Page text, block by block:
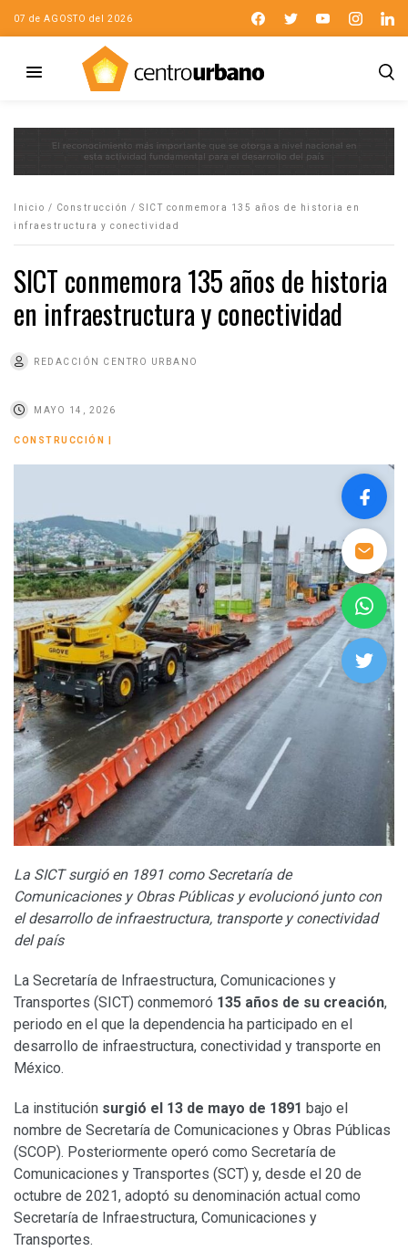
07 de AGOSTO del 2026
Inicio / Construcción / SICT conmemora 135 años de historia en
infraestructura y conectividad
SICT conmemora 135 años de historia
en infraestructura y conectividad
REDACCIÓN CENTRO URBANO
MAYO 14, 2026
CONSTRUCCIÓN
La SICT surgió en 1891 como Secretaría de
Comunicaciones y Obras Públicas y evolucionó junto con
el desarrollo de infraestructura, transporte y conectividad
del país
La Secretaría de Infraestructura, Comunicaciones y
Transportes (SICT) conmemoró 135 años de su creación,
periodo en el que la dependencia ha participado en el
desarrollo de infraestructura, conectividad y transporte en
México.
La institución surgió el 13 de mayo de 1891 bajo el
nombre de Secretaría de Comunicaciones y Obras Públicas
(SCOP). Posteriormente operó como Secretaría de
Comunicaciones y Transportes (SCT) y, desde el 20 de
octubre de 2021, adoptó su denominación actual como
Secretaría de Infraestructura, Comunicaciones y
Transportes.